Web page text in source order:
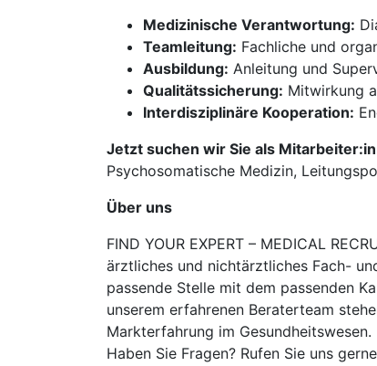
Medizinische Verantwortung:
Teamleitung: Fachliche und
Ausbildung: Anleitung und
Qualitätssicherung: Mitwirkung
Interdisziplinäre Kooperation:
Jetzt suchen wir Sie als
Psychosomatische Medizin,
Über uns
FIND YOUR EXPERT – MEDICAL
ärztliches und nichtärztliches Fach-
passende Stelle mit dem passenden
unserem erfahrenen Beraterteam
Markterfahrung im Gesundheitswesen.
Haben Sie Fragen? Rufen Sie uns